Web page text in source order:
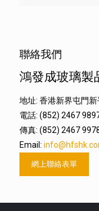
聯絡我們
鴻發成玻璃製
地址: 香港新界屯門
電話: (852) 2467
傳真: (852) 2467
Email:
網上聯絡表單